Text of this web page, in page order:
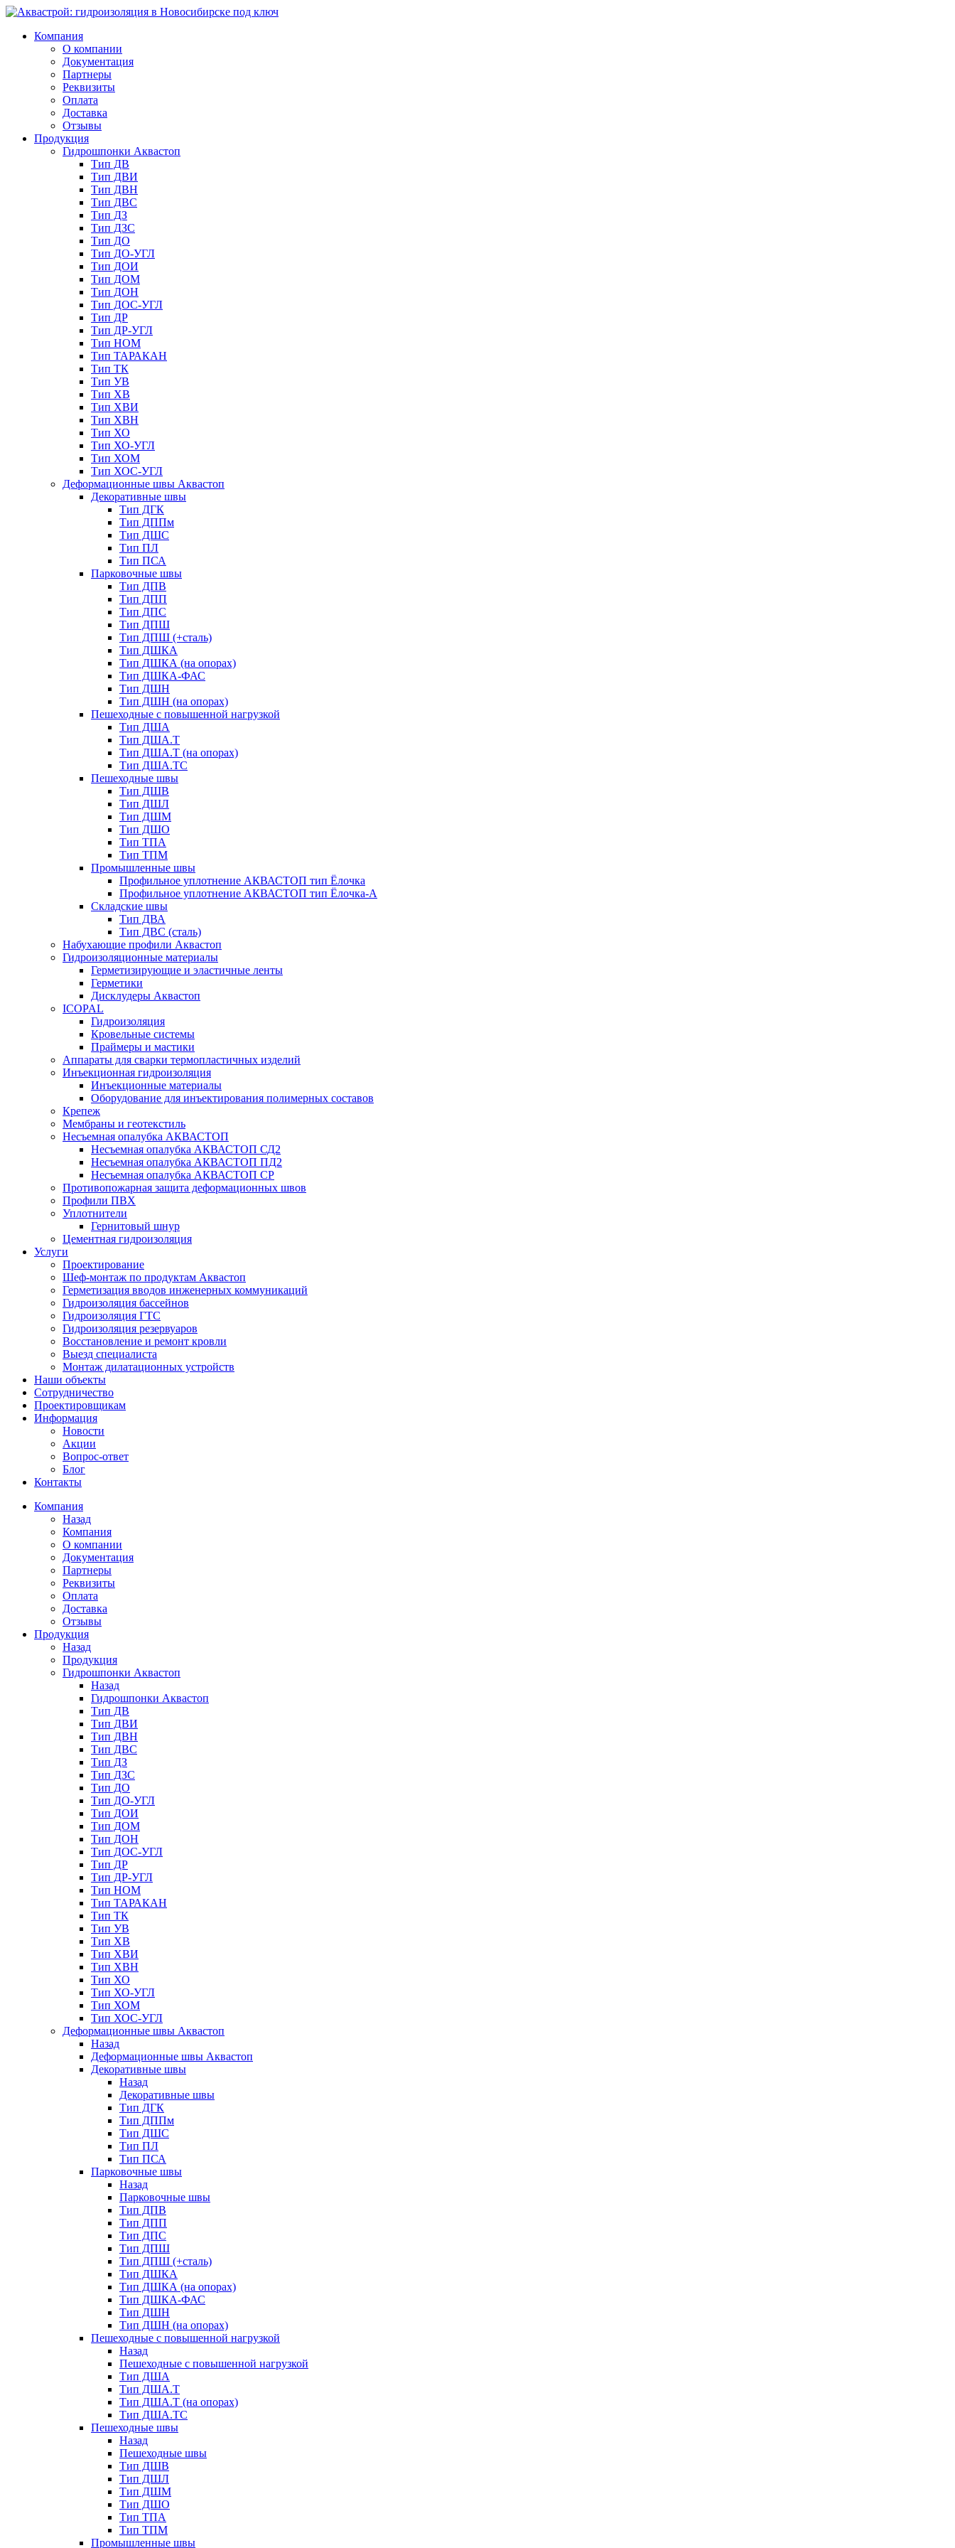
Компания
О компании
Документация
Партнеры
Реквизиты
Оплата
Доставка
Отзывы
Продукция
Гидрошпонки Аквастоп
Тип ДВ
Тип ДВИ
Тип ДВН
Тип ДВС
Тип ДЗ
Тип ДЗС
Тип ДО
Тип ДО-УГЛ
Тип ДОИ
Тип ДОМ
Тип ДОН
Тип ДОС-УГЛ
Тип ДР
Тип ДР-УГЛ
Тип НОМ
Тип ТАРАКАН
Тип ТК
Тип УВ
Тип ХВ
Тип ХВИ
Тип ХВН
Тип ХО
Тип ХО-УГЛ
Тип ХОМ
Тип ХОС-УГЛ
Деформационные швы Аквастоп
Декоративные швы
Тип ДГК
Тип ДППм
Тип ДШС
Тип ПЛ
Тип ПСА
Парковочные швы
Тип ДПВ
Тип ДПП
Тип ДПС
Тип ДПШ
Тип ДПШ (+сталь)
Тип ДШКА
Тип ДШКА (на опорах)
Тип ДШКА-ФАС
Тип ДШН
Тип ДШН (на опорах)
Пешеходные с повышенной нагрузкой
Тип ДША
Тип ДША.Т
Тип ДША.Т (на опорах)
Тип ДША.ТС
Пешеходные швы
Тип ДШВ
Тип ДШЛ
Тип ДШМ
Тип ДШО
Тип ТПА
Тип ТПМ
Промышленные швы
Профильное уплотнение АКВАСТОП тип Ёлочка
Профильное уплотнение АКВАСТОП тип Ёлочка-А
Складские швы
Тип ДВА
Тип ДВС (сталь)
Набухающие профили Аквастоп
Гидроизоляционные материалы
Герметизирующие и эластичные ленты
Герметики
Дисклудеры Аквастоп
ICOPAL
Гидроизоляция
Кровельные системы
Праймеры и мастики
Аппараты для сварки термопластичных изделий
Инъекционная гидроизоляция
Инъекционные материалы
Оборудование для инъектирования полимерных составов
Крепеж
Мембраны и геотекстиль
Несъемная опалубка АКВАСТОП
Несъемная опалубка АКВАСТОП СД2
Несъемная опалубка АКВАСТОП ПД2
Несъемная опалубка АКВАСТОП СР
Противопожарная защита деформационных швов
Профили ПВХ
Уплотнители
Гернитовый шнур
Цементная гидроизоляция
Услуги
Проектирование
Шеф-монтаж по продуктам Аквастоп
Герметизация вводов инженерных коммуникаций
Гидроизоляция бассейнов
Гидроизоляция ГТС
Гидроизоляция резервуаров
Восстановление и ремонт кровли
Выезд специалиста
Монтаж дилатационных устройств
Наши объекты
Сотрудничество
Проектировщикам
Информация
Новости
Акции
Вопрос-ответ
Блог
Контакты
Компания
Назад
Компания
О компании
Документация
Партнеры
Реквизиты
Оплата
Доставка
Отзывы
Продукция
Назад
Продукция
Гидрошпонки Аквастоп
Назад
Гидрошпонки Аквастоп
Тип ДВ
Тип ДВИ
Тип ДВН
Тип ДВС
Тип ДЗ
Тип ДЗС
Тип ДО
Тип ДО-УГЛ
Тип ДОИ
Тип ДОМ
Тип ДОН
Тип ДОС-УГЛ
Тип ДР
Тип ДР-УГЛ
Тип НОМ
Тип ТАРАКАН
Тип ТК
Тип УВ
Тип ХВ
Тип ХВИ
Тип ХВН
Тип ХО
Тип ХО-УГЛ
Тип ХОМ
Тип ХОС-УГЛ
Деформационные швы Аквастоп
Назад
Деформационные швы Аквастоп
Декоративные швы
Назад
Декоративные швы
Тип ДГК
Тип ДППм
Тип ДШС
Тип ПЛ
Тип ПСА
Парковочные швы
Назад
Парковочные швы
Тип ДПВ
Тип ДПП
Тип ДПС
Тип ДПШ
Тип ДПШ (+сталь)
Тип ДШКА
Тип ДШКА (на опорах)
Тип ДШКА-ФАС
Тип ДШН
Тип ДШН (на опорах)
Пешеходные с повышенной нагрузкой
Назад
Пешеходные с повышенной нагрузкой
Тип ДША
Тип ДША.Т
Тип ДША.Т (на опорах)
Тип ДША.ТС
Пешеходные швы
Назад
Пешеходные швы
Тип ДШВ
Тип ДШЛ
Тип ДШМ
Тип ДШО
Тип ТПА
Тип ТПМ
Промышленные швы